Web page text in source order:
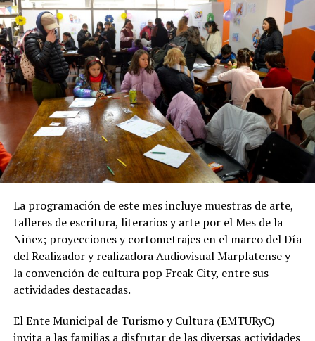
Además de la infraestructura subterránea, el proyecto
prevé la reconstrucción de veredas y pavimentos
afectados por las excavaciones, así como la reposición
de material granular en las calles intervenidas.
Desde OSSE destacaron que la ampliación del sistema
cloacal representa un aporte importante para la
protección ambiental, ya que permite disminuir la
utilización de pozos absorbentes y contribuye a
preservar las napas de agua subterránea, además de
mejorar las condiciones de higiene y salubridad para los
vecinos.
Tras la apertura de sobres, el expediente continuará su
recorrido administrativo con la intervención de la
Comisión de Estudio de Ofertas y Adjudicación, que
tendrá a su cargo la evaluación de las propuestas
obra.
La programación de este mes incluye muestras de arte,
talleres de escritura, literarios y arte por el Mes de la
Niñez; proyecciones y cortometrajes en el marco del Día
del Realizador y realizadora Audiovisual Marplatense y
la convención de cultura pop Freak City, entre sus
actividades destacadas.
El Ente Municipal de Turismo y Cultura (EMTURyC)
invita a las familias a disfrutar de las diversas actividades